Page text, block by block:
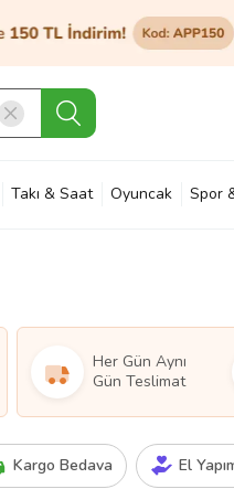
Takı & Saat Oyuncak Spor
Her Gün Aynı
Gün Teslimat
Kargo Bedava El